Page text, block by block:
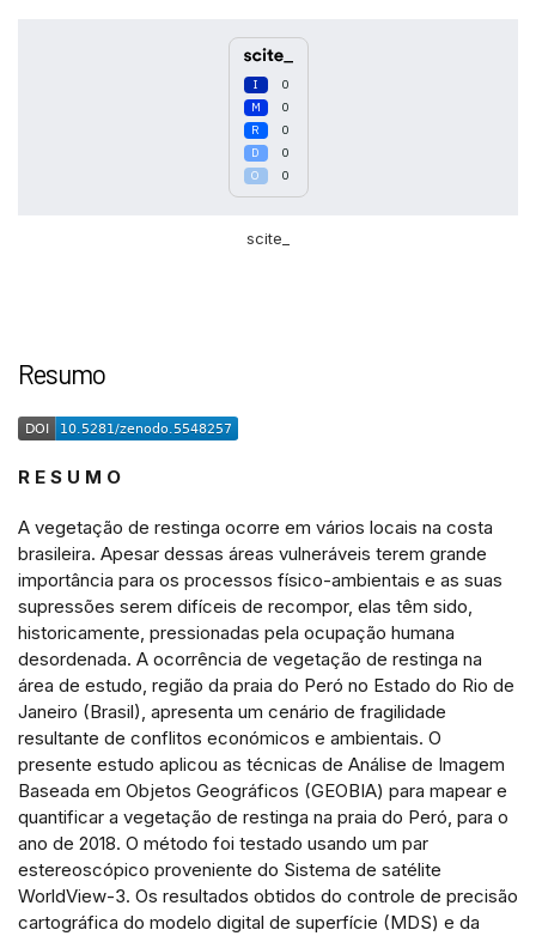
0
0
0
0
0
Other
See how this article has been
cited atscite.ai
Scite shows how a scientific paper
has been cited by providing the
context of the citation, a
classification describing whether it
supports, mentions, or contrasts
the cited claim, and a label
indicating in which section the
citation was made.
scite_
Resumo
R E S U M O
A vegetação de restinga ocorre em vários locais na costa
brasileira. Apesar dessas áreas vulneráveis terem grande
importância para os processos físico-ambientais e as suas
supressões serem difíceis de recompor, elas têm sido,
historicamente, pressionadas pela ocupação humana
desordenada. A ocorrência de vegetação de restinga na
área de estudo, região da praia do Peró no Estado do Rio de
Janeiro (Brasil), apresenta um cenário de fragilidade
resultante de conflitos económicos e ambientais. O
presente estudo aplicou as técnicas de Análise de Imagem
Baseada em Objetos Geográficos (GEOBIA) para mapear e
quantificar a vegetação de restinga na praia do Peró, para o
ano de 2018. O método foi testado usando um par
estereoscópico proveniente do Sistema de satélite
WorldView-3. Os resultados obtidos do controle de precisão
cartográfica do modelo digital de superfície (MDS) e da